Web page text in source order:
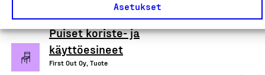
Asetukset
Puiset koriste- ja
käyttöesineet
First Out Oy, Tuote